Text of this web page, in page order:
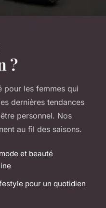
?
pour les femmes qui
dernières tendances
personnel. Nos
au fil des saisons.
et beauté
pour un quotidien